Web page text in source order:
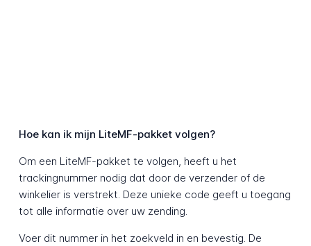
Hoe kan ik mijn LiteMF-pakket volgen?
Om een LiteMF-pakket te volgen, heeft u het
trackingnummer nodig dat door de verzender of de
winkelier is verstrekt. Deze unieke code geeft u toegang
tot alle informatie over uw zending.
Voer dit nummer in het zoekveld in en bevestig. De